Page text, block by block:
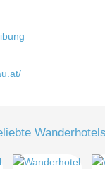
Wanderhotels